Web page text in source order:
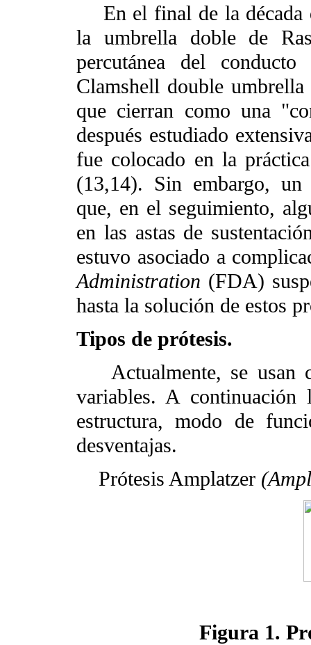
En el final de la década
la umbrella doble de
percutánea del
Clamshell double
que cierran como una
después estudiado
fue colocado en la
(13,14). Sin embargo,
que, en el seguimiento,
en las astas de
estuvo asociado a
Administration (FDA)
hasta la solución de estos
Tipos de prótesis.
Actualmente, se usan
variables. A continuación
estructura, modo de
desventajas.
Prótesis Amplatzer
Figura 1.